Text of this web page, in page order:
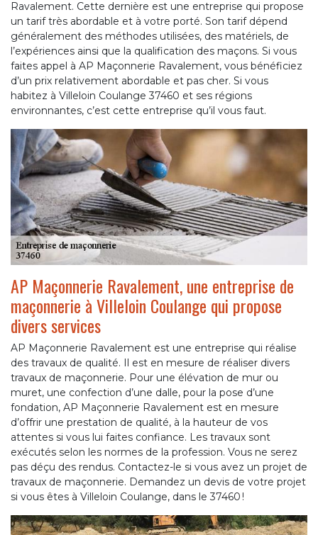
Ravalement. Cette dernière est une entreprise qui propose
un tarif très abordable et à votre porté. Son tarif dépend
généralement des méthodes utilisées, des matériels, de
l’expériences ainsi que la qualification des maçons. Si vous
faites appel à AP Maçonnerie Ravalement, vous bénéficiez
d’un prix relativement abordable et pas cher. Si vous
habitez à Villeloin Coulange 37460 et ses régions
environnantes, c’est cette entreprise qu’il vous faut.
AP Maçonnerie Ravalement, une entreprise de
maçonnerie à Villeloin Coulange qui propose
divers services
AP Maçonnerie Ravalement est une entreprise qui réalise
des travaux de qualité. Il est en mesure de réaliser divers
travaux de maçonnerie. Pour une élévation de mur ou
muret, une confection d’une dalle, pour la pose d’une
fondation, AP Maçonnerie Ravalement est en mesure
d’offrir une prestation de qualité, à la hauteur de vos
attentes si vous lui faites confiance. Les travaux sont
exécutés selon les normes de la profession. Vous ne serez
pas déçu des rendus. Contactez-le si vous avez un projet de
travaux de maçonnerie. Demandez un devis de votre projet
si vous êtes à Villeloin Coulange, dans le 37460 !